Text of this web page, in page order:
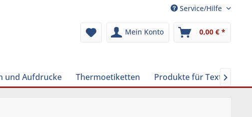
Service/Hilfe
Mein Konto 0,00 € *
und Aufdrucke Thermoetiketten Produkte für 